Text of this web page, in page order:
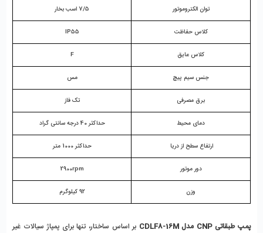
توان الکتروموتور 7/5 اسب بخار
کلاس حفاظت IP55
کلاس عایق F
جنس سیم پیچ مس
برق مصرفی تک فاز
دمای محیط حداکثر 40 درجه سانتی گراد
ارتفاع سطح از دریا حداکثر 1000 متر
دور موتور 2900rpm
وزن 92 کیلوگرم
پمپ طبقاتی CNP مدل CDLF8-16M